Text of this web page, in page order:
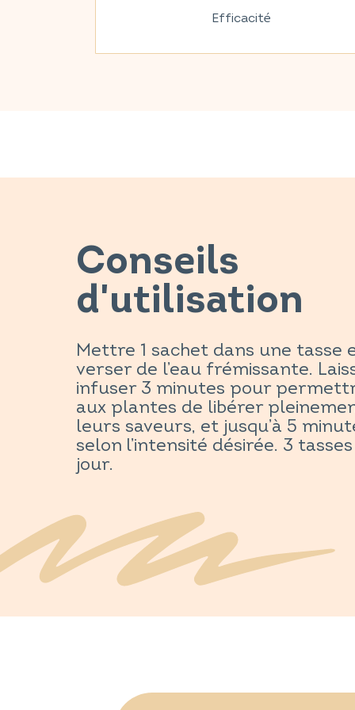
Efficacité
Conseils
d'utilisation
Mettre 1 sachet dans une tasse
verser de l’eau frémissante.
infuser 3 minutes pour
aux plantes de libérer
leurs saveurs, et jusqu’à 5
selon l’intensité désirée. 3
jour.